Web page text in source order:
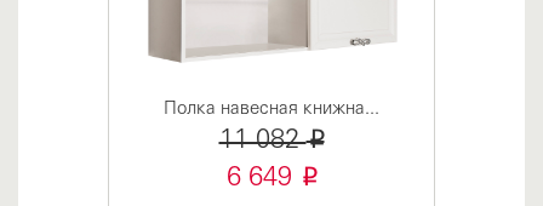
Полка навесная книжна...
11 082i
6 649 i